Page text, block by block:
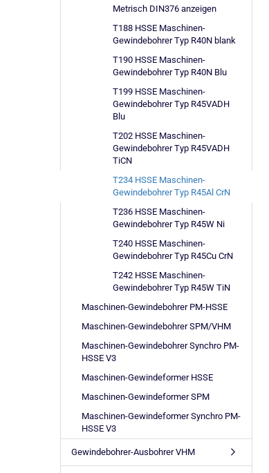
Metrisch DIN376 anzeigen
T188 HSSE Maschinen-
Gewindebohrer Typ R40N blank
T190 HSSE Maschinen-
Gewindebohrer Typ R40N Blu
T199 HSSE Maschinen-
Gewindebohrer Typ R45VADH
Blu
T202 HSSE Maschinen-
Gewindebohrer Typ R45VADH
TiCN
T234 HSSE Maschinen-
Gewindebohrer Typ R45Al CrN
T236 HSSE Maschinen-
Gewindebohrer Typ R45W Ni
T240 HSSE Maschinen-
Gewindebohrer Typ R45Cu CrN
T242 HSSE Maschinen-
Gewindebohrer Typ R45W TiN
Maschinen-Gewindebohrer PM-HSSE
Maschinen-Gewindebohrer SPM/VHM
Maschinen-Gewindebohrer Synchro PM-
HSSE V3
Maschinen-Gewindeformer HSSE
Maschinen-Gewindeformer SPM
Maschinen-Gewindeformer Synchro PM-
HSSE V3
Gewindebohrer-Ausbohrer VHM